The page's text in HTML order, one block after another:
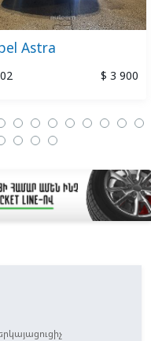
Astra
$ 3 900